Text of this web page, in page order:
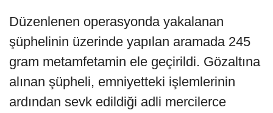
Düzenlenen operasyonda yakalanan
şüphelinin üzerinde yapılan aramada 245
gram metamfetamin ele geçirildi. Gözaltına
alınan şüpheli, emniyetteki işlemlerinin
ardından sevk edildiği adli mercilerce